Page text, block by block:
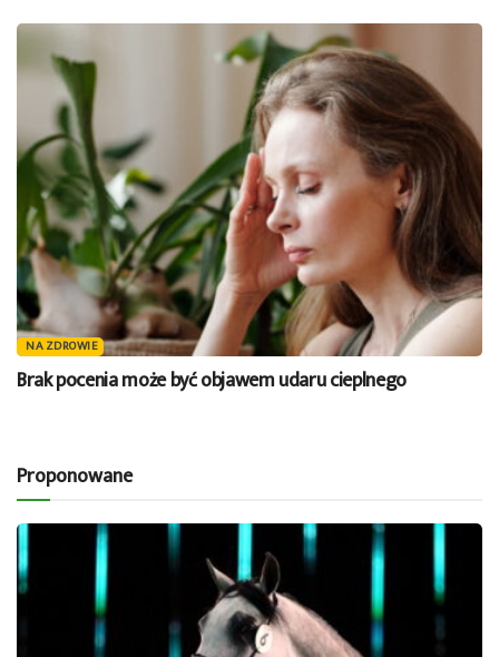
NA ZDROWIE
Brak pocenia może być objawem udaru cieplnego
Proponowane